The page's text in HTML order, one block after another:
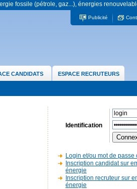
fossile (pétrole, gaz...), énergies
Publicité
CANDIDATS ESPACE RECRUTEURS
Identification
Login et/ou mot de passe
Inscription candidat sur
énergie
Inscription recruteur sur
énergie